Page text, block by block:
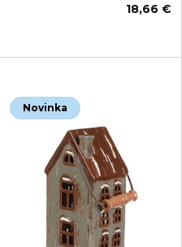
18,66 €
Novinka